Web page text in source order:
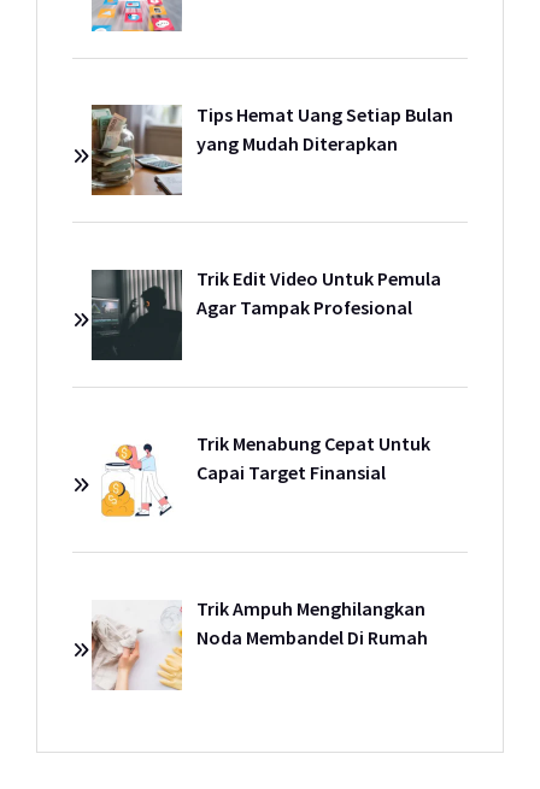
Tips Hemat Uang Setiap Bulan
yang Mudah Diterapkan
Trik Edit Video Untuk Pemula
Agar Tampak Profesional
Trik Menabung Cepat Untuk
Capai Target Finansial
Trik Ampuh Menghilangkan
Noda Membandel Di Rumah